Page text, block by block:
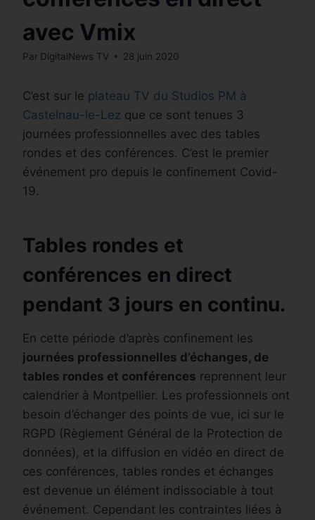
avec Vmix
Par DigitalNews TV 28 juin 2020
C’est sur le plateau TV du Studios PM à
Castelnau-le-Lez que ce sont tenues 3
journées professionnelles avec des tables
rondes et des conférences. C’est le premier
événement pro depuis le confinement Covid-
19.
Tables rondes et
conférences en direct
pendant 3 jours en continu.
En cette période d’après confinement les
journées professionnelles d’échanges, de
tables rondes et conférences reprennent leur
calendrier à Montpellier. Les professionnels ont
besoin d’échanger des points de vue, ici sur le
RGPD (Règlement Général de la Protection de
données), et la diffusion en vidéo en direct de
ces conférences, tables rondes et échanges
est devenue un élément indissociable à tout
événement. Cependant les contraintes liées à